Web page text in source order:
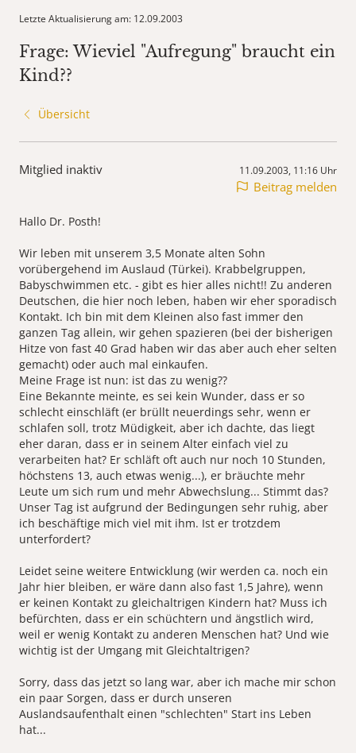
Letzte Aktualisierung am: 12.09.2003
Frage: Wieviel "Aufregung" braucht ein
Kind??
Übersicht
Mitglied inaktiv 11.09.2003, 11:16 Uhr
Beitrag melden
Hallo Dr. Posth!
Wir leben mit unserem 3,5 Monate alten Sohn
vorübergehend im Auslaud (Türkei). Krabbelgruppen,
Babyschwimmen etc. - gibt es hier alles nicht!! Zu anderen
Deutschen, die hier noch leben, haben wir eher sporadisch
Kontakt. Ich bin mit dem Kleinen also fast immer den
ganzen Tag allein, wir gehen spazieren (bei der bisherigen
Hitze von fast 40 Grad haben wir das aber auch eher selten
gemacht) oder auch mal einkaufen.
Meine Frage ist nun: ist das zu wenig??
Eine Bekannte meinte, es sei kein Wunder, dass er so
schlecht einschläft (er brüllt neuerdings sehr, wenn er
schlafen soll, trotz Müdigkeit, aber ich dachte, das liegt
eher daran, dass er in seinem Alter einfach viel zu
verarbeiten hat? Er schläft oft auch nur noch 10 Stunden,
höchstens 13, auch etwas wenig...), er bräuchte mehr
Leute um sich rum und mehr Abwechslung... Stimmt das?
Unser Tag ist aufgrund der Bedingungen sehr ruhig, aber
ich beschäftige mich viel mit ihm. Ist er trotzdem
unterfordert?
Leidet seine weitere Entwicklung (wir werden ca. noch ein
Jahr hier bleiben, er wäre dann also fast 1,5 Jahre), wenn
er keinen Kontakt zu gleichaltrigen Kindern hat? Muss ich
befürchten, dass er ein schüchtern und ängstlich wird,
weil er wenig Kontakt zu anderen Menschen hat? Und wie
wichtig ist der Umgang mit Gleichtaltrigen?
Sorry, dass das jetzt so lang war, aber ich mache mir schon
ein paar Sorgen, dass er durch unseren
Auslandsaufenthalt einen "schlechten" Start ins Leben
hat...